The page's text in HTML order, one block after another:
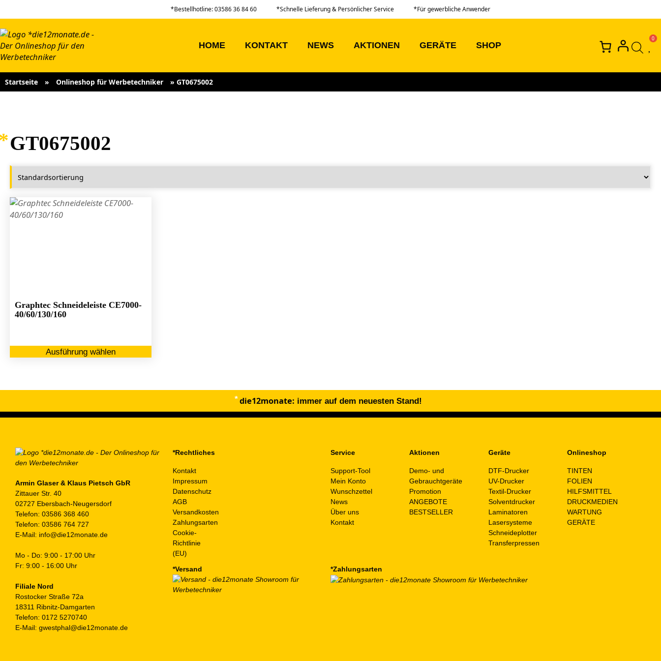
*Bestellhotline: 03586 36 84 60 *Schnelle Lieferung & Persönlicher Service *Für gewerbliche Anwender
HOME KONTAKT NEWS AKTIONEN GERÄTE SHOP
Startseite » Onlineshop für Werbetechniker » GT0675002
GT0675002
Graphtec Schneideleiste CE7000-
40/60/130/160
Ausführung wählen
Dieses
Produkt
Varianten
Die
auf
Produktseite
gewählt
werden
die12monate: immer auf dem neuesten Stand!
Armin Glaser & Klaus Pietsch GbR
Zittauer Str. 40
02727 Ebersbach-Neugersdorf
Telefon: 03586 368 460
Telefon: 03586 764 727
E-Mail: info@die12monate.de
Mo - Do: 9:00 - 17:00 Uhr
Fr: 9:00 - 16:00 Uhr
Filiale Nord
Rostocker Straße 72a
18311 Ribnitz-Damgarten
Telefon: 0172 5270740
E-Mail: gwestphal@die12monate.de
*Rechtliches
Kontakt
Impressum
Datenschutz
AGB
Versandkosten
Zahlungsarten
Cookie-
Richtlinie
(EU)
*Versand
Service
Support-Tool
Mein Konto
Wunschzettel
News
Über uns
Kontakt
Aktionen
Demo- und
Gebrauchtgeräte
Promotion
ANGEBOTE
BESTSELLER
Geräte
DTF-Drucker
UV-Drucker
Textil-Drucker
Solventdrucker
Laminatoren
Lasersysteme
Schneideplotter
Transferpressen
Onlineshop
TINTEN
FOLIEN
HILFSMITTEL
DRUCKMEDIEN
WARTUNG
GERÄTE
*Zahlungsarten